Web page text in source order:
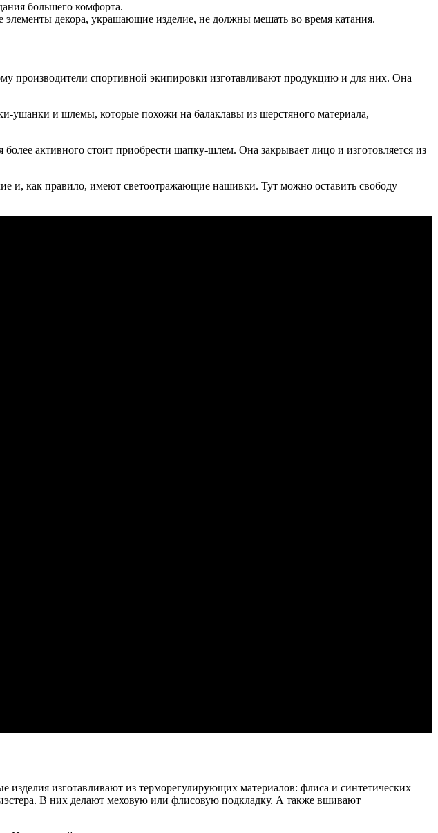
большего комфорта.
декора, украшающие изделие, не должны мешать во время катания.
производители спортивной экипировки изготавливают продукцию и для них. Она
ушанки и шлемы, которые похожи на балаклавы из шерстяного материала,
активного стоит приобрести шапку-шлем. Она закрывает лицо и изготовляется из
и, как правило, имеют светоотражающие нашивки. Тут можно оставить свободу
изготавливают из терморегулирующих материалов: флиса и синтетических
В них делают меховую или флисовую подкладку. А также вшивают